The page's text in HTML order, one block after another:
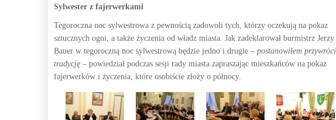
Sylwester z fajerwerkami
Tegoroczna noc sylwestrowa z pewnością zadowoli tych, którzy oczekują na pokaz
sztucznych ogni, a także życzenia od władz miasta. Jak zadeklarował burmistrz Jerzy
Bauer w tegoroczną noc sylwestrową będzie jedno i drugie – postanowiłem
tradycję – powiedział podczas sesji rady miasta zapraszając mieszkańców na pokaz
fajerwerków i życzenia, które osobiście złoży o północy.